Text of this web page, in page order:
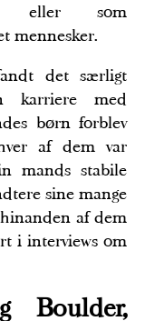
eller som
mennesker.
det særligt
karriere med
børn forblev
af dem var
mands stabile
sine mange
af dem
i interviews om
Boulder,